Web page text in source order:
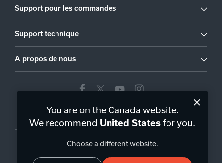
Support pour les commandes
Support technique
A propos de nous
Canada| FR
You are on the Canada website.
We recommend United Statesfor you.
Choose a different website.